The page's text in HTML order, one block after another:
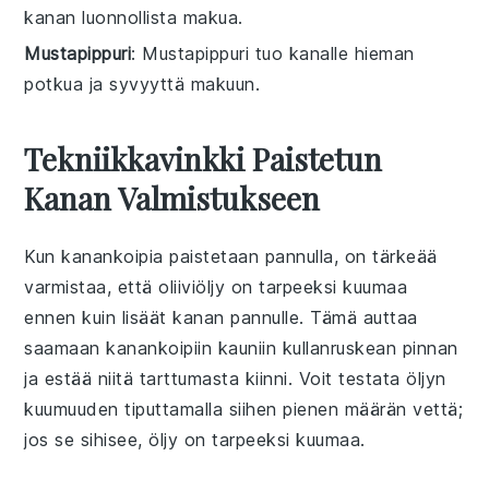
kanan luonnollista makua.
Mustapippuri: Mustapippuri tuo kanalle hieman
potkua ja syvyyttä makuun.
Tekniikkavinkki Paistetun
Kanan Valmistukseen
Kunkanankoipia paistetaan pannulla, on tärkeää
varmistaa, ettäoliiviöljy on tarpeeksi kuumaa
ennen kuin lisäätkanan pannulle. Tämä auttaa
saamaankanankoipiin kauniin kullanruskean pinnan
ja estää niitä tarttumasta kiinni. Voit testata öljyn
kuumuuden tiputtamalla siihen pienen määrän vettä;
jos se sihisee, öljy on tarpeeksi kuumaa.